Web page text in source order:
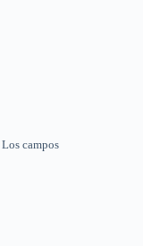
Los campos